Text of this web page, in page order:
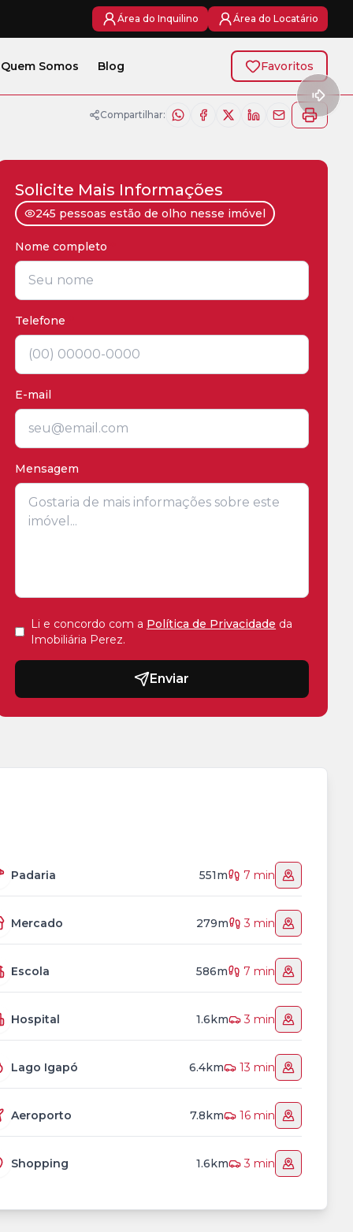
Área do Inquilino Área do Locatário
Quem Somos Blog Favoritos
Compartilhar:
Solicite Mais Informações
245 pessoas estão de olho nesse imóvel
Nome completo
Telefone
E-mail
Mensagem
Li e concordo com a Política de Privacidade da
Imobiliária Perez.
Enviar
Padaria 551m 7 min
Mercado 279m 3 min
Escola 586m 7 min
Hospital 1.6km 3 min
Lago Igapó 6.4km 13 min
Aeroporto 7.8km 16 min
Shopping 1.6km 3 min